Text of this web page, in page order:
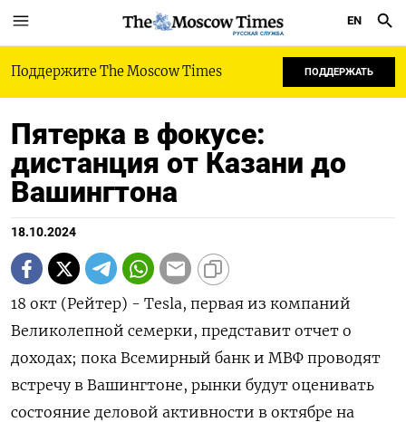
РУССКАЯ СЛУЖБА
EN
Поддержите The Moscow Times ПОДДЕРЖАТЬ
Пятерка в фокусе:
дистанция от Казани до
Вашингтона
18.10.2024
18 окт (Рейтер) - Tesla, первая из компаний
Великолепной семерки, представит отчет о
доходах; пока Всемирный банк и МВФ проводят
встречу в Вашингтоне, рынки будут оценивать
состояние деловой активности в октябре на